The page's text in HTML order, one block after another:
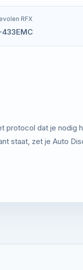
RFX
433EMC
protocol dat je nodig
staat, zet je Auto